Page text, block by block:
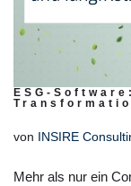
ESG-
von INSIRE
Mehr als nur ein